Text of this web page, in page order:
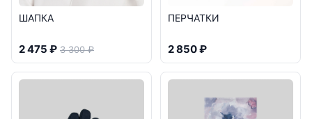
ШАПКА
2 475 ₽ 3 300 ₽
ПЕРЧАТКИ
2 850 ₽